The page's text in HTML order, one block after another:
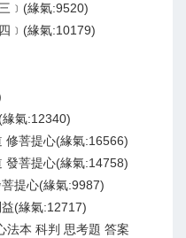
﹞(緣氣:9520)
﹞(緣氣:10179)
氣:12340)
修菩提心(緣氣:16566)
發菩提心(緣氣:14758)
提心(緣氣:9987)
(緣氣:12717)
法本 科判 思考題 答案